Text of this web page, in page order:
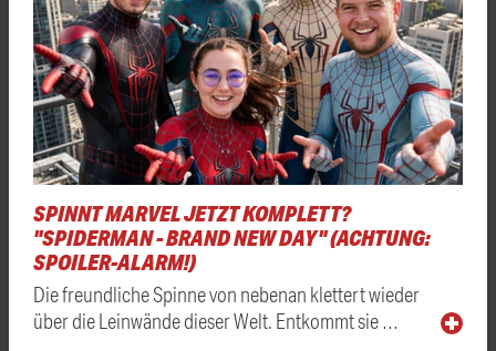
SPINNT MARVEL JETZT KOMPLETT?
"SPIDERMAN - BRAND NEW DAY" (ACHTUNG:
SPOILER-ALARM!)
Die freundliche Spinne von nebenan klettert wieder
über die Leinwände dieser Welt. Entkommt sie …